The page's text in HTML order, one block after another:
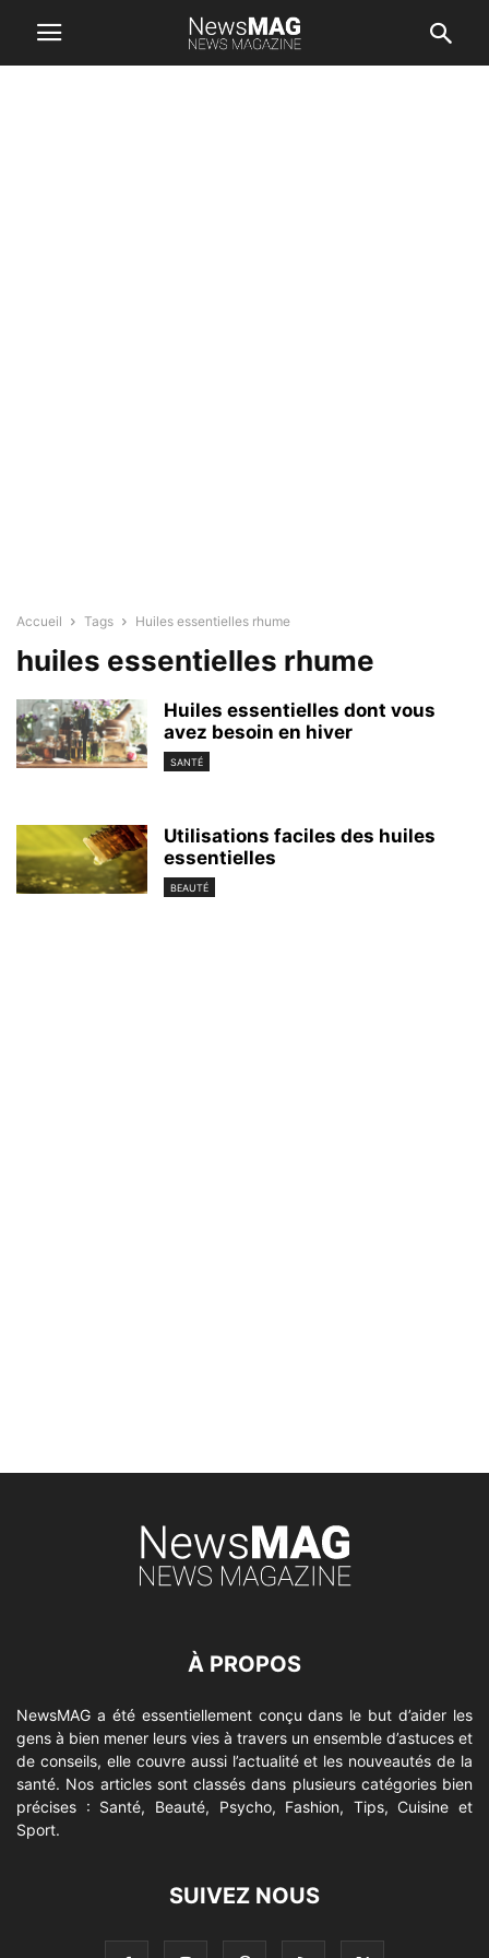
Accueil Tags Huiles essentielles rhume
huiles essentielles rhume
Huiles essentielles dont vous
avez besoin en hiver
SANTÉ
Utilisations faciles des huiles
essentielles
BEAUTÉ
À PROPOS
NewsMAG a été essentiellement conçu dans le but d’aider les
gens à bien mener leurs vies à travers un ensemble d’astuces et
de conseils, elle couvre aussi l’actualité et les nouveautés de la
santé. Nos articles sont classés dans plusieurs catégories bien
précises : Santé, Beauté, Psycho, Fashion, Tips, Cuisine et
Sport.
SUIVEZ NOUS